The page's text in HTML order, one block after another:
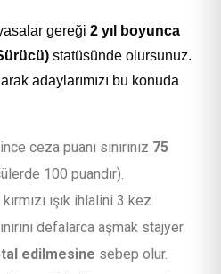
gereği 2 yıl boyunca
statüsünde olursunuz.
adaylarımızı bu konuda
ceza puanı sınırınız 75
100 puandır).
ışık ihlalini 3 kez
defalarca aşmak stajyer
edilmesine sebep olur.